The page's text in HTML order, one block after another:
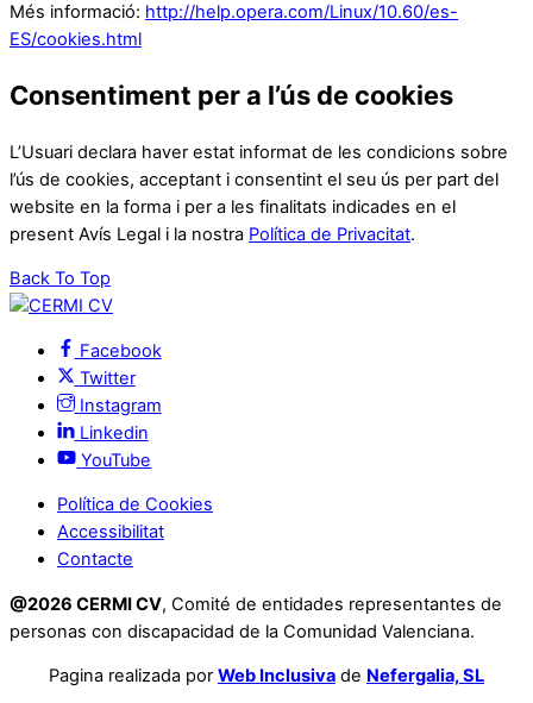
Més informació: http://help.opera.com/Linux/10.60/es-
ES/cookies.html
Consentiment per a l’ús de cookies
L’Usuari declara haver estat informat de les condicions sobre
l’ús de cookies, acceptant i consentint el seu ús per part del
website en la forma i per a les finalitats indicades en el
present Avís Legal i la nostra Política de Privacitat.
Back To Top
Facebook
Twitter
Instagram
Linkedin
YouTube
Política de Cookies
Accessibilitat
Contacte
@2026 CERMI CV, Comité de entidades representantes de
personas con discapacidad de la Comunidad Valenciana.
Pagina realizada por Web Inclusiva de Nefergalia, SL